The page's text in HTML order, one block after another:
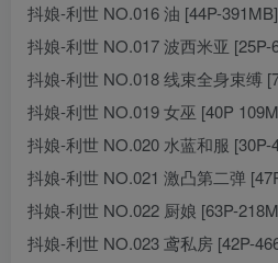
抖娘-利世 NO.016 油 [44P-391MB]
抖娘-利世 NO.017 波西米亚 [25P-
抖娘-利世 NO.018 线束全身束缚
抖娘-利世 NO.019 女巫 [40P
抖娘-利世 NO.020 水蓝和服 [30P-
抖娘-利世 NO.021 激凸第二弹
抖娘-利世 NO.022 厨娘 [63P-
抖娘-利世 NO.023 鸢私房 [42P-